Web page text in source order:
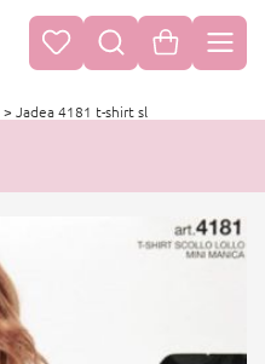
> Jadea 4181 t-shirt sl